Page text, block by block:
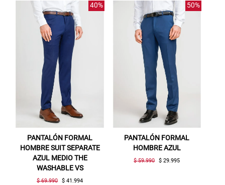
40%
PANTALÓN FORMAL
HOMBRE SUIT SEPARATE
AZUL MEDIO THE
WASHABLE VS
$ 69.990 $ 41.994
50%
PANTALÓN FORMAL
HOMBRE AZUL
$ 59.990 $ 29.995